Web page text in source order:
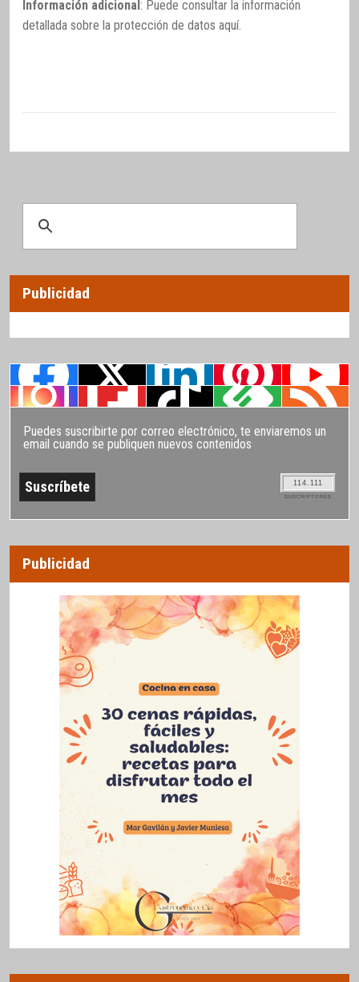
Información adicional : Puede consultar la información
detallada sobre la protección de datos aquí.
Publicidad
Puedes suscribirte por correo electrónico, te enviaremos un
email cuando se publiquen nuevos contenidos
114.111
SUSCRIPTORES
Publicidad